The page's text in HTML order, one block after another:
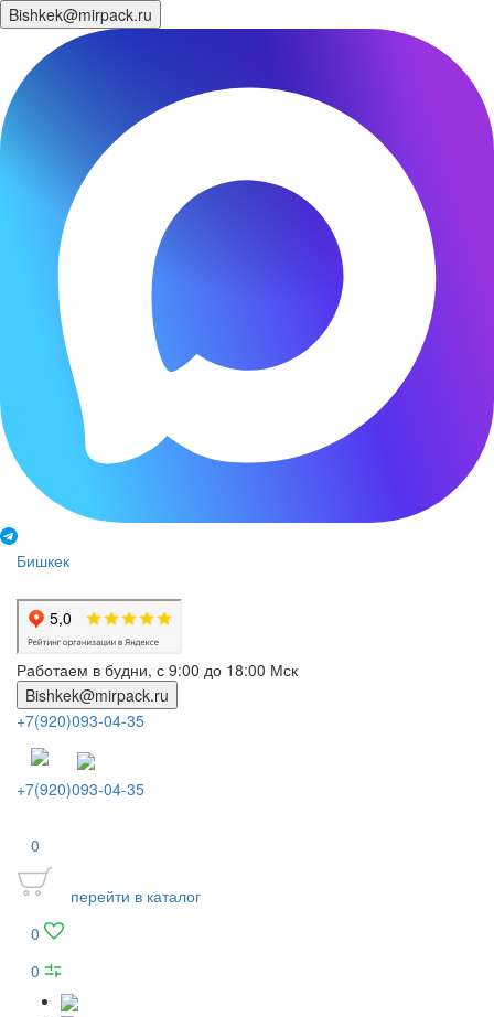
Bishkek@mirpack.ru
Бишкек
Работаем в будни, с 9:00 до 18:00 Мск
Bishkek@mirpack.ru
+7(920)093-04-35
+7(920)093-04-35
0
перейти в каталог
0
0